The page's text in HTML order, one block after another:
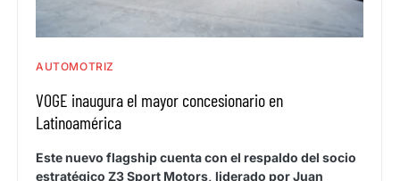
AUTOMOTRIZ
VOGE inaugura el mayor concesionario en
Latinoamérica
Este nuevo flagship cuenta con el respaldo del socio
estratégico Z3 Sport Motors, liderado por Juan